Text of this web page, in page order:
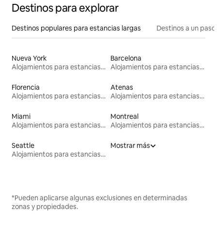
Destinos para explorar
Destinos populares para estancias largas Destinos a un
Nueva York
Alojamientos para estancias largas
Barcelona
Alojamientos para estancias largas
Florencia
Alojamientos para estancias largas
Atenas
Alojamientos para estancias largas
Miami
Alojamientos para estancias largas
Montreal
Alojamientos para estancias largas
Seattle
Alojamientos para estancias largas
Mostrar más
*Pueden aplicarse algunas exclusiones en determinadas
zonas y propiedades.